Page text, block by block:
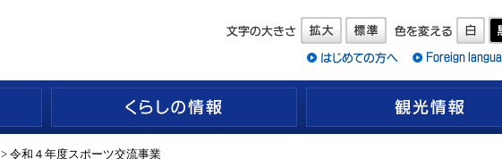
> 令和４年度スポーツ交流事業